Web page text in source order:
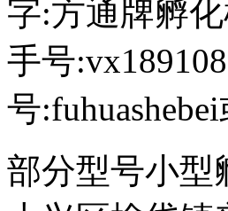
字:方通牌孵
手号
号
部分型号小型